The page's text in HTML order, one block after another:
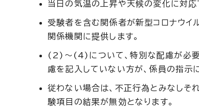
当日の気温の上昇や天候の変化に対応
受験者を含む関係者が新型コロナウイ
関係機関に提供します。
(2)～(4)について、特別な配慮が必要
慮を記入していない方が、係員の指示
従わない場合は、不正行為とみなしそ
験項目の結果が無効となります。